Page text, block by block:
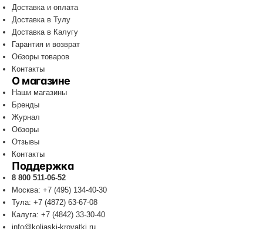
Доставка и оплата
Доставка в Тулу
Доставка в Калугу
Гарантия и возврат
Обзоры товаров
Контакты
О магазине
Наши магазины
Бренды
Журнал
Обзоры
Отзывы
Контакты
Поддержка
8 800 511-06-52
Москва: +7 (495) 134-40-30
Тула: +7 (4872) 63-67-08
Калуга: +7 (4842) 33-30-40
info@koliaski-krovatki.ru